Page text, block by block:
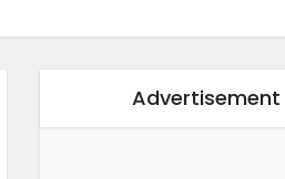
Advertisement